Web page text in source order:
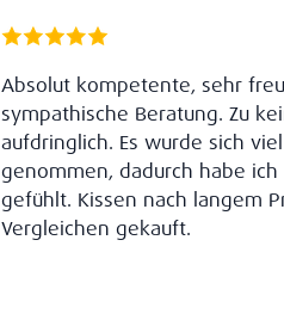
Absolut kompetente, sehr
sympathische Beratung. Zu
aufdringlich. Es wurde sich
genommen, dadurch habe
gefühlt. Kissen nach langem
Vergleichen gekauft.